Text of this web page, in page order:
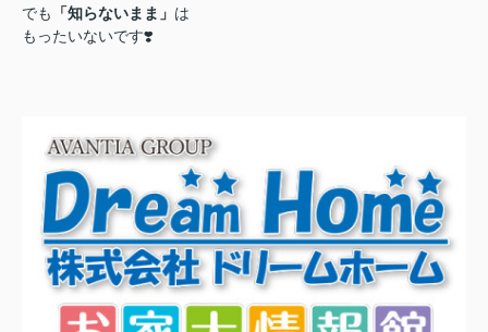
でも 「知らないまま」 は
もったいないです❣️